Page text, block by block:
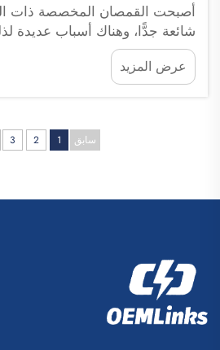
أصبحت القمصان المخصصة ذات
شائعة جدًّا، وهناك أسباب عديدة
يبحثون عن تصاميم فريدة تمثِّل
علاماتهم التجارية الشخصية.
عرض المزيد
سابق 1
2
3